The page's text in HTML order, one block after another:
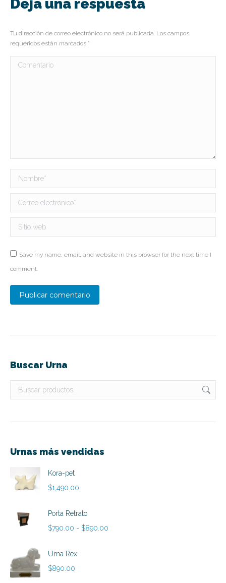
Deja una respuesta
Tu dirección de correo electrónico no será publicada. Los campos
requeridos están marcados *
Comentario
Nombre *
Correo electrónico *
Sitio web
Save my name, email, and website in this browser for the next time I
comment.
Publicar comentario
Buscar Urna
Urnas más vendidas
Kora-pet
$1,490.00
Porta Retrato
$790.00 - $890.00
Urna Rex
$890.00